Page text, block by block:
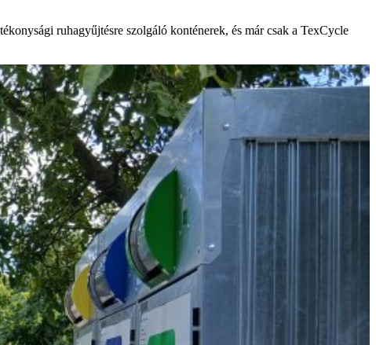
ruhagyűjtésre szolgáló konténerek, és már csak a TexCycle